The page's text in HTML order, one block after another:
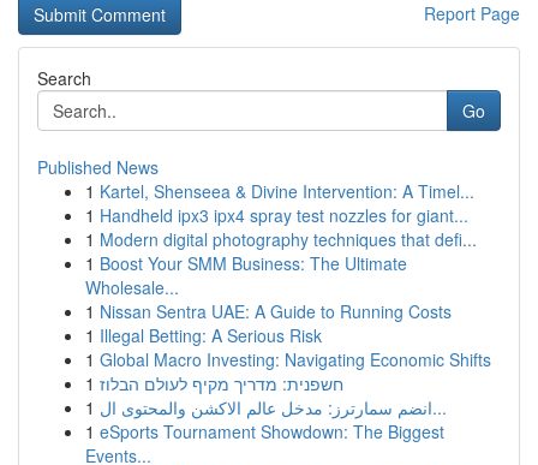
Report Page
Search
Go
Published News
1 Kartel, Shenseea & Divine Intervention: A Timel...
1 Handheld ipx3 ipx4 spray test nozzles for giant...
1 Modern digital photography techniques that defi...
1 Boost Your SMM Business: The Ultimate
Wholesale...
1 Nissan Sentra UAE: A Guide to Running Costs
1 Illegal Betting: A Serious Risk
1 Global Macro Investing: Navigating Economic Shifts
1 חשפנית: מדריך מקיף לעולם הבלוז
1
انضم سمارترز: مدخل عالم الاكشن والمحتوى ال...
1 eSports Tournament Showdown: The Biggest
Events...